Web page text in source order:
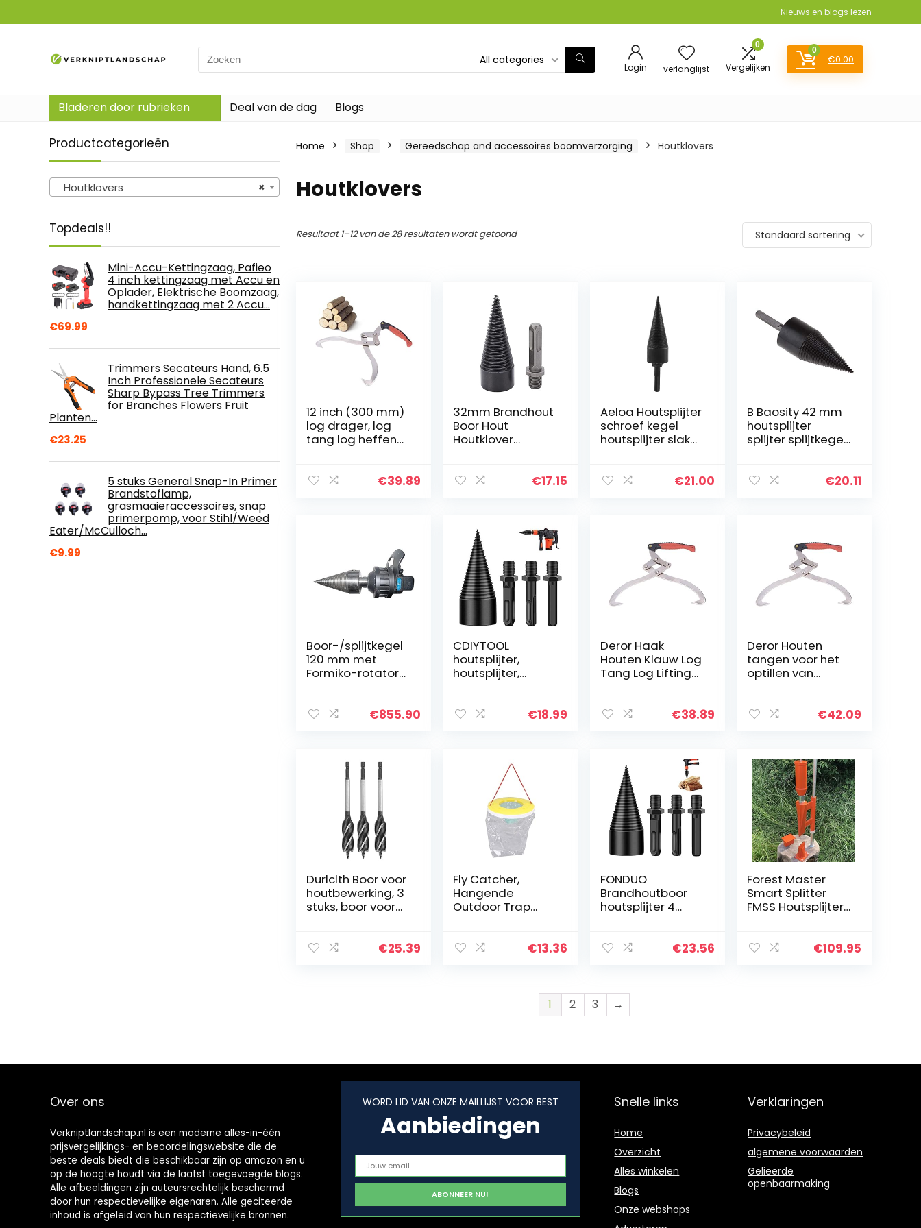
Nieuws en blogs lezen
Search
for:
All categories
Login verlanglijst
0
Vergelijken
0
€0.00
Bladeren door rubrieken Deal van de dag Blogs
Productcategorieën
×
Houtklovers
Topdeals!!
Mini-Accu-Kettingzaag, Pafieo
4 inch kettingzaag met Accu en
Oplader, Elektrische Boomzaag,
handkettingzaag met 2 Accu…
€69.99
Trimmers Secateurs Hand, 6.5
Inch Professionele Secateurs
Sharp Bypass Tree Trimmers
for Branches Flowers Fruit
Planten…
€23.25
5 stuks General Snap-In Primer
Brandstoflamp,
grasmaaieraccessoires, snap
primerpomp, voor Stihl/Weed
Eater/McCulloch…
€9.99
Home Shop Gereedschap and accessoires boomverzorging Houtklovers
Houtklovers
Resultaat 1–12 van de 28 resultaten wordt getoond Standaard sortering
12 inch (300 mm)
log drager, log
tang log heffen
geschikt voor tuin
€39.89
32mm Brandhout
Boor Hout
Houtklover
aal Houtbreker€17.15
Aeloa Houtsplijter
schroef kegel
houtsplijter slak
€21.00
B Baosity 42 mm
houtsplijter
splijter splijtkegel
splijtapparaat€20.11
Boor-/splijtkegel
120 mm met
Formiko-rotator
houtsplijter,€855.90
CDIYTOOL
houtsplijter,
houtsplijter,
schroeven,
hap met…
€18.99
Deror Haak
Houten Klauw Log
Tang Log Lifting
Geschikt voor Tuin
€38.89
Deror Houten
tangen voor het
optillen van
houten klemmen,
€42.09
Durlclth Boor voor
houtbewerking, 3
stuks, boor voor
gatenzaag van
€25.39
Fly Catcher,
Hangende
Outdoor Trap
Effectief voor de
€13.36
FONDUO
Brandhoutboor
houtsplijter 4
hoge hardheid
€23.56
Forest Master
Smart Splitter
FMSS Houtsplijter,
kloven van
€109.95
1 2 3 →
Over ons
Verkniptlandschap.nl is een moderne alles-in-één
prijsvergelijkings- en beoordelingswebsite die de
beste deals biedt die beschikbaar zijn op amazon en u
op de hoogte houdt via de laatst toegevoegde blogs.
Alle afbeeldingen zijn auteursrechtelijk beschermd
door hun respectievelijke eigenaren. Alle geciteerde
inhoud is afgeleid van hun respectievelijke bronnen.
WORD LID VAN ONZE MAILLIJST VOOR BEST
Aanbiedingen
Snelle links
Home
Overzicht
Alles winkelen
Blogs
Onze webshops
Verklaringen
Privacybeleid
algemene voorwaarden
Gelieerde
openbaarmaking